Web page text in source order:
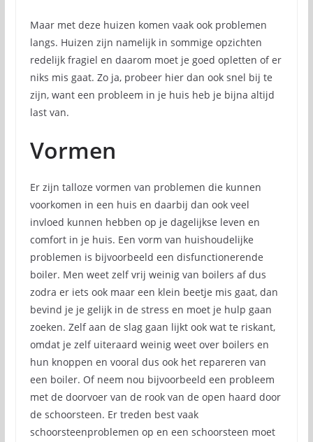
Maar met deze huizen komen vaak ook problemen
langs. Huizen zijn namelijk in sommige opzichten
redelijk fragiel en daarom moet je goed opletten of er
niks mis gaat. Zo ja, probeer hier dan ook snel bij te
zijn, want een probleem in je huis heb je bijna altijd
last van.
Vormen
Er zijn talloze vormen van problemen die kunnen
voorkomen in een huis en daarbij dan ook veel
invloed kunnen hebben op je dagelijkse leven en
comfort in je huis. Een vorm van huishoudelijke
problemen is bijvoorbeeld een disfunctionerende
boiler. Men weet zelf vrij weinig van boilers af dus
zodra er iets ook maar een klein beetje mis gaat, dan
bevind je je gelijk in de stress en moet je hulp gaan
zoeken. Zelf aan de slag gaan lijkt ook wat te riskant,
omdat je zelf uiteraard weinig weet over boilers en
hun knoppen en vooral dus ook het repareren van
een boiler. Of neem nou bijvoorbeeld een probleem
met de doorvoer van de rook van de open haard door
de schoorsteen. Er treden best vaak
schoorsteenproblemen op en een schoorsteen moet